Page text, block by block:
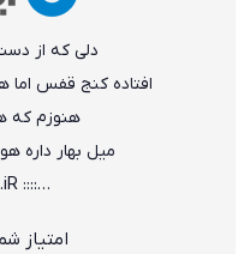
دلی که از
افتاده کنج قفس اما
هنوزم که
میل بهار داره
…:::: iR-media.iR ::::…
امتیاز